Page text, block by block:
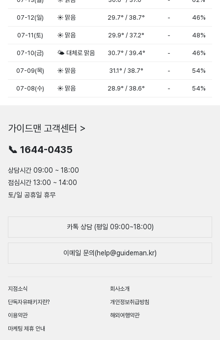
07-12(일) ☀️ 맑음 29.7° / 38.7° - 46%
07-11(토) ☀️ 맑음 29.9° / 37.2° - 48%
07-10(금) 🌤️ 대체로 맑음 30.7° / 39.4° - 46%
07-09(목) ☀️ 맑음 31.1° / 38.7° - 54%
07-08(수) ☀️ 맑음 28.9° / 38.6° - 54%
가이드맨 고객센터 >
📞 1644-0435
상담시간 09:00 ~ 18:00
점심시간 13:00 ~ 14:00
토/일 공휴일 휴무
카톡 상담 (평일 09:00~18:00)
이메일 문의(help@guideman.kr)
지점소식
회사소개
단독자유패키지란?
개인정보취급방침
이용약관
해외여행약관
마케팅 제휴 안내